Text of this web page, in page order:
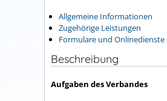
Allgemeine Informationen
Zugehörige Leistungen
Formulare und Onlinedienste
Beschreibung
Aufgaben des Verbandes